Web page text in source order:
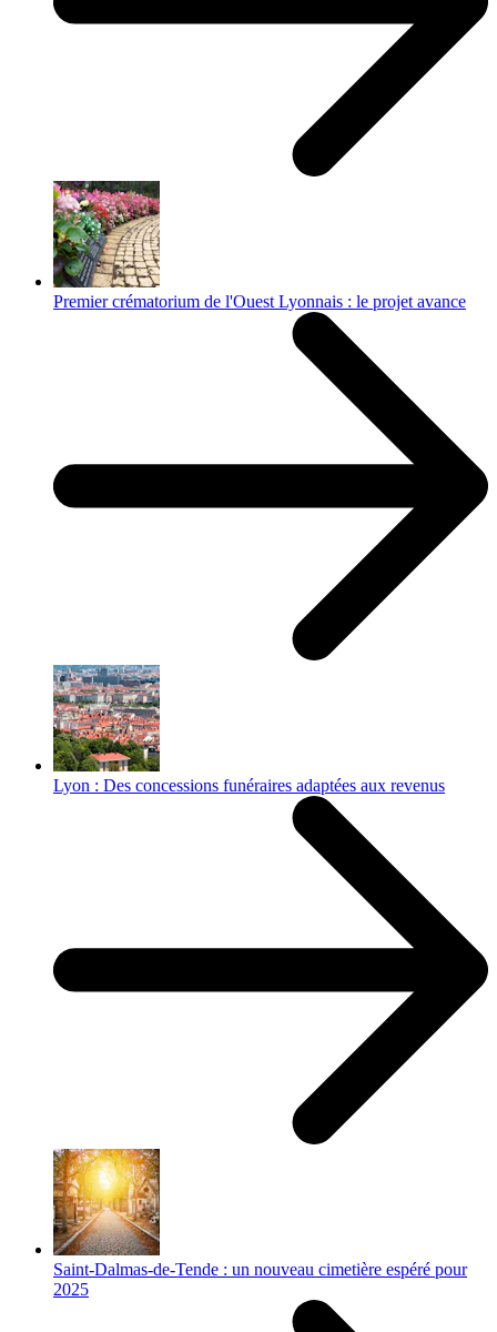
Premier crématorium de l'Ouest Lyonnais : le projet avance
Lyon : Des concessions funéraires adaptées aux revenus
Saint-Dalmas-de-Tende : un nouveau cimetière espéré pour
2025